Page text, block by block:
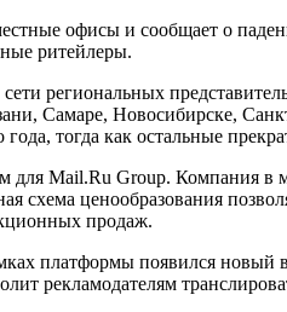
офисы и сообщает о
ритейлеры.
сети региональных
Самаре, Новосибирске,
тогда как остальные
для Mail.Ru Group. Компания в
схема ценообразования
продаж.
платформы появился новый
рекламодателям